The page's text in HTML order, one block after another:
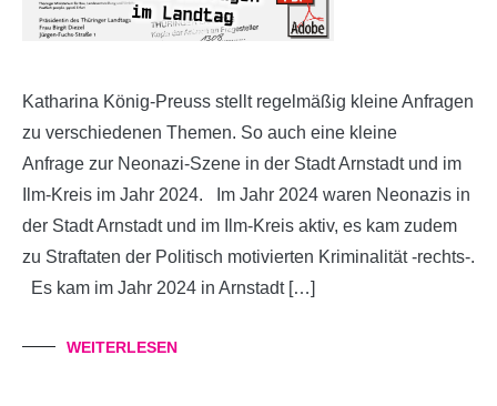
Katharina König-Preuss stellt regelmäßig kleine Anfragen
zu verschiedenen Themen. So auch eine kleine
Anfrage zur Neonazi-Szene in der Stadt Arnstadt und im
Ilm-Kreis im Jahr 2024. Im Jahr 2024 waren Neonazis in
der Stadt Arnstadt und im Ilm-Kreis aktiv, es kam zudem
zu Straftaten der Politisch motivierten Kriminalität -rechts-.
Es kam im Jahr 2024 in Arnstadt […]
WEITERLESEN